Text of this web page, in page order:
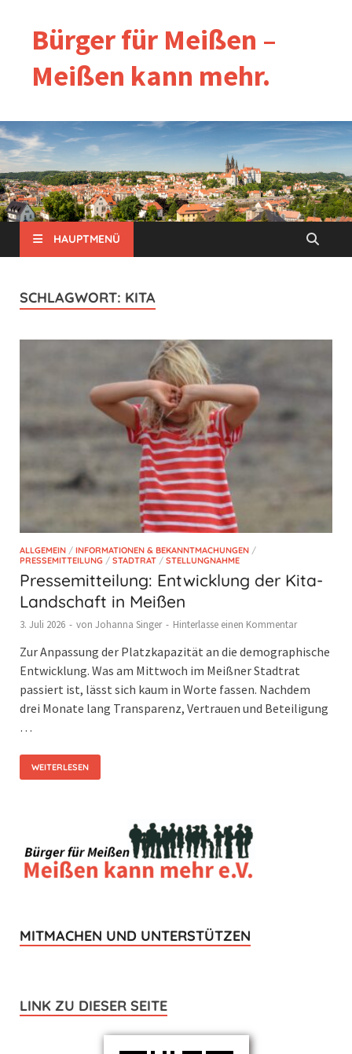
Bürger für Meißen –
Meißen kann mehr.
HAUPTMENÜ
SCHLAGWORT: KITA
ALLGEMEIN / INFORMATIONEN & BEKANNTMACHUNGEN /
PRESSEMITTEILUNG / STADTRAT / STELLUNGNAHME
Pressemitteilung: Entwicklung der Kita-
Landschaft in Meißen
3. Juli 2026 - von Johanna Singer - Hinterlasse einen Kommentar
Zur Anpassung der Platzkapazität an die demographische
Entwicklung. Was am Mittwoch im Meißner Stadtrat
passiert ist, lässt sich kaum in Worte fassen. Nachdem
drei Monate lang Transparenz, Vertrauen und Beteiligung
…
WEITERLESEN
MITMACHEN UND UNTERSTÜTZEN
LINK ZU DIESER SEITE